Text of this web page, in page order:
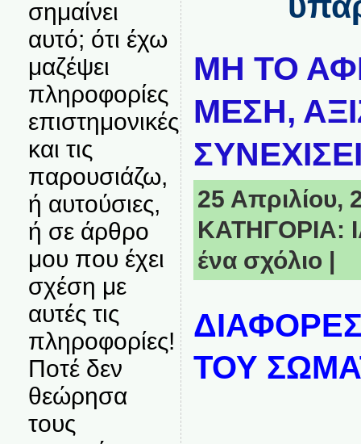
σημαίνει
αυτό; ότι έχω
μαζέψει
πληροφορίες
επιστημονικές
και τις
παρουσιάζω,
ή αυτούσιες,
ή σε άρθρο
μου που έχει
σχέση με
αυτές τις
πληροφορίες!
Ποτέ δεν
θεώρησα
τους
ΜΗ ΤΟ
ΜΕΣΗ,
25 Απριλίου,
ΚΑΤΗΓΟΡΙΑ:
ένα σχόλιο |
ΤΟΥ